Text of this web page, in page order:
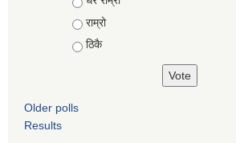
राम्रो
ठिकै
Older polls
Results